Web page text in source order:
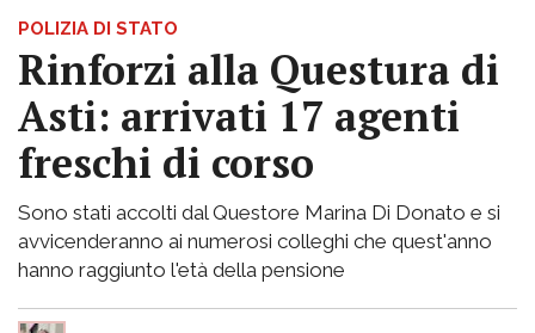
POLIZIA DI STATO
Rinforzi alla Questura di
Asti: arrivati 17 agenti
freschi di corso
Sono stati accolti dal Questore Marina Di Donato e si
avvicenderanno ai numerosi colleghi che quest'anno
hanno raggiunto l'età della pensione